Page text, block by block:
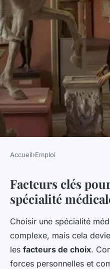
Comment
médicale
Eliott•13 mars 2025•5 min
Accueil›Emploi
Facteurs clés
spécialité
Choisir une spécialité
complexe, mais cela
les facteurs de choix.
forces personnelles et